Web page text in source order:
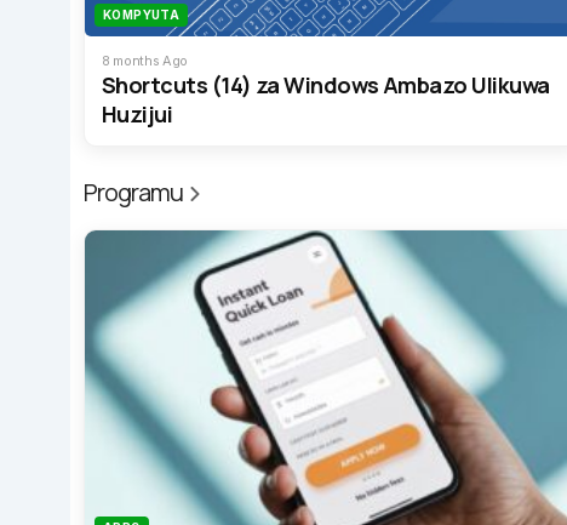
KOMPYUTA
8 months Ago
Shortcuts (14) za Windows Ambazo Ulikuwa
Huzijui
Programu